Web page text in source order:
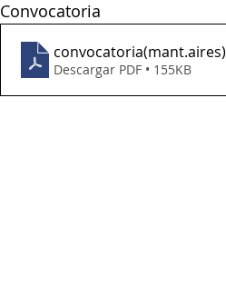
Convocatoria
convocatoria(mant.aires)
Descargar PDF • 155KB